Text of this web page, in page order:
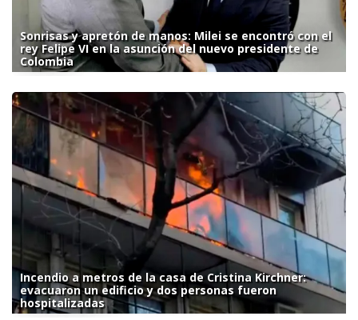
Sonrisas y apretón de manos: Milei se encontró con el
rey Felipe VI en la asunción del nuevo presidente de
Colombia
Incendio a metros de la casa de Cristina Kirchner:
evacuaron un edificio y dos personas fueron
hospitalizadas